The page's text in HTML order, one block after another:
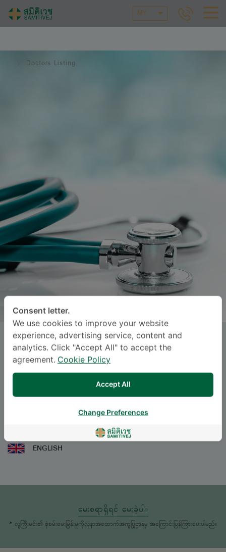
MY
Doctors Listing
Dr.TANYARAT THONGKAMSAI
M.D.
Specialties: Anatomical Pathology
Anatomical Pathology
ဘာသာစကား
ENGLISH
မေးစရာရှိရင် မေးခဲ့ပါ။
* လူကြီးမင်း၏ စုံစမ်းမေးမြန်းမှုကိုလူနာအထောက်အကူပြုဌာနမှ အကြောင်းပြန်ကြားပေးပါမည်။
Consent letter.
We use cookies to improve your website
experience, advertising service, content and
analytics. Click "Accept All" to accept the
agreement. Cookie Policy
Accept All
Change Preferences